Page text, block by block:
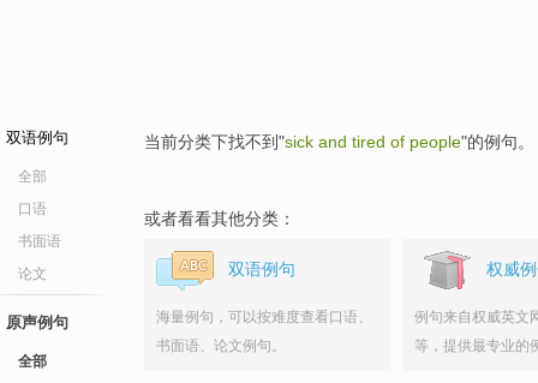
双语例句
全部
口语
书面语
论文
原声例句
全部
当前分类下找不到"sick and tired of people"的例句。
或者看看其他分类：
双语例句
海量例句，可以按难度查看口语、
书面语、论文例句。
权威
例句来自权威英文
等，提供最专业的